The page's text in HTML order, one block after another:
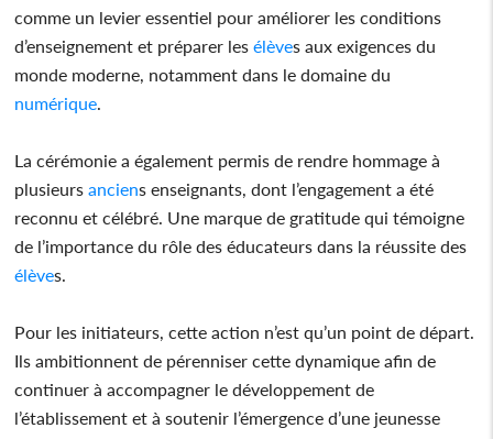
comme un levier essentiel pour améliorer les conditions
d’enseignement et préparer lesélèves aux exigences du
monde moderne, notamment dans le domaine du
numérique.
La cérémonie a également permis de rendre hommage à
plusieursanciens enseignants, dont l’engagement a été
reconnu et célébré. Une marque de gratitude qui témoigne
de l’importance du rôle des éducateurs dans la réussite des
élèves.
Pour les initiateurs, cette action n’est qu’un point de départ.
Ils ambitionnent de pérenniser cette dynamique afin de
continuer à accompagner le développement de
l’établissement et à soutenir l’émergence d’une jeunesse